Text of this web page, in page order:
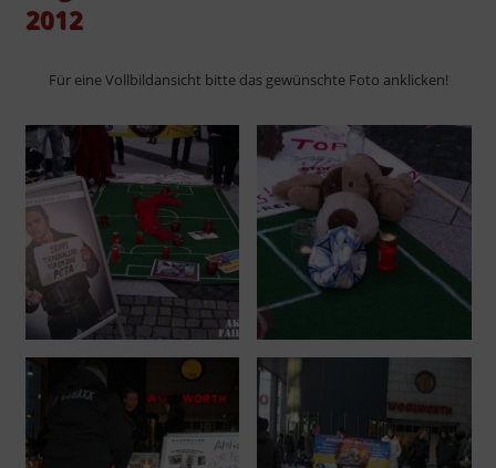
2012
Für eine Vollbildansicht bitte das gewünschte Foto anklicken!